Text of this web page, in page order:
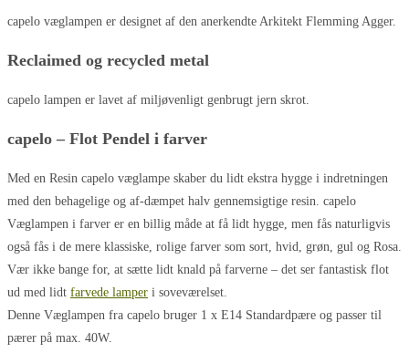
capelo væglampen er designet af den anerkendte Arkitekt Flemming Agger.
Reclaimed og recycled metal
capelo lampen er lavet af miljøvenligt genbrugt jern skrot.
capelo – Flot Pendel i farver
Med en Resin capelo væglampe skaber du lidt ekstra hygge i indretningen
med den behagelige og af-dæmpet halv gennemsigtige resin. capelo
Væglampen i farver er en billig måde at få lidt hygge, men fås naturligvis
også fås i de mere klassiske, rolige farver som sort, hvid, grøn, gul og Rosa.
Vær ikke bange for, at sætte lidt knald på farverne – det ser fantastisk flot
ud med lidt farvede lamper i soveværelset.
Denne Væglampen fra capelo bruger 1 x E14 Standardpære og passer til
pærer på max. 40W.